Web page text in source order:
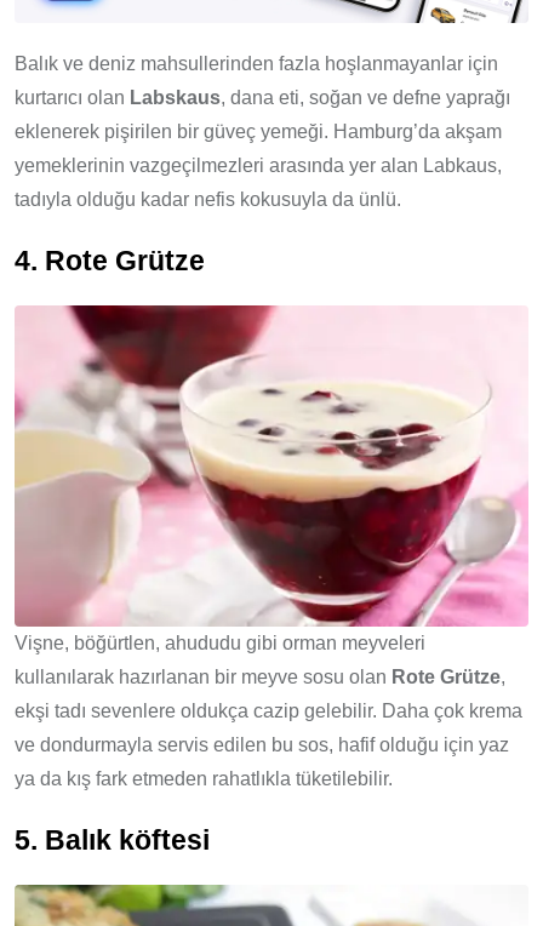
Balık ve deniz mahsullerinden fazla hoşlanmayanlar için
kurtarıcı olan Labskaus, dana eti, soğan ve defne yaprağı
eklenerek pişirilen bir güveç yemeği. Hamburg’da akşam
yemeklerinin vazgeçilmezleri arasında yer alan Labkaus,
tadıyla olduğu kadar nefis kokusuyla da ünlü.
4. Rote Grütze
Vişne, böğürtlen, ahududu gibi orman meyveleri
kullanılarak hazırlanan bir meyve sosu olan Rote Grütze,
ekşi tadı sevenlere oldukça cazip gelebilir. Daha çok krema
ve dondurmayla servis edilen bu sos, hafif olduğu için yaz
ya da kış fark etmeden rahatlıkla tüketilebilir.
5. Balık köftesi